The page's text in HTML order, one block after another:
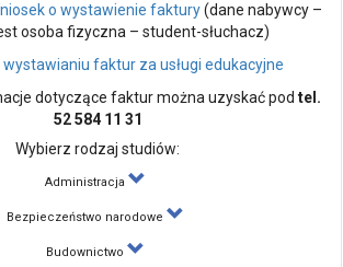
o wystawienie faktury(dane nabywcy –
osoba fizyczna – student-słuchacz)
faktur za usługi edukacyjne
dotyczące faktur można uzyskać pod tel.
52 584 11 31
Wybierz rodzaj studiów:
Administracja
Bezpieczeństwo narodowe
Budownictwo